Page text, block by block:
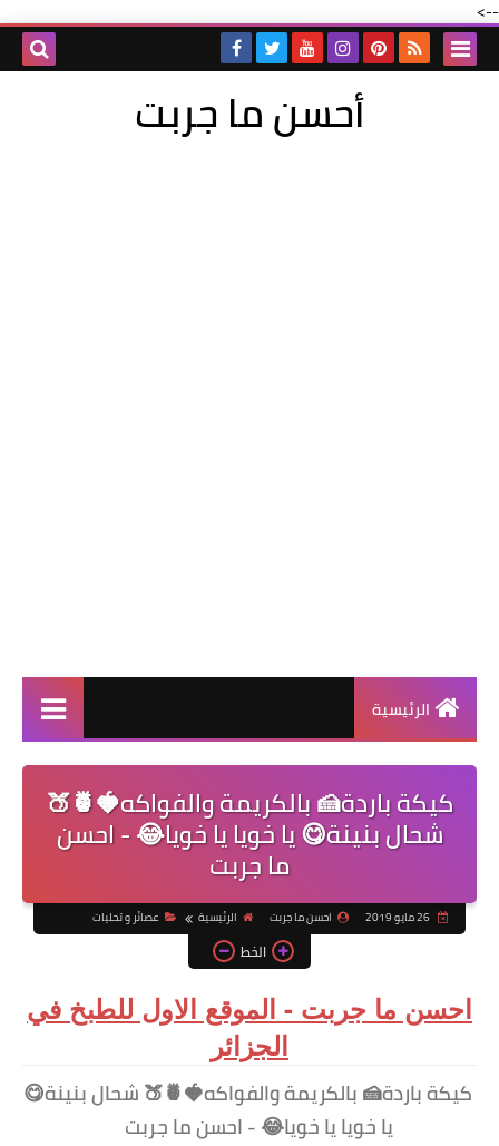
-->
أحسن ما جربت
الرئيسية
كيكة باردة🍰 بالكريمة والفواكه🍓🍍🍑
شحال بنينة😋 يا خويا يا خويا😂 - احسن
ما جربت
احسن ما جربت الرئيسية عصائر و تحليات
الخط
احسن ما جربت - الموقع الاول للطبخ في
الجزائر
كيكة باردة🍰 بالكريمة والفواكه🍓🍍🍑 شحال بنينة😋
يا خويا يا خويا😂 - احسن ما جربت